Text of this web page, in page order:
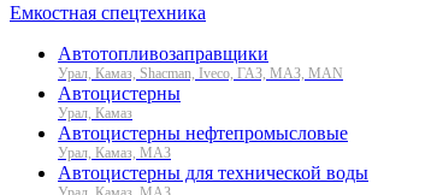
Емкостная спецтехника
Автотопливозаправщики
Урал, Камаз, Shacman, Iveco, ГАЗ, МАЗ, MAN
Автоцистерны
Урал, Камаз
Автоцистерны нефтепромысловые
Урал, Камаз, МАЗ
Автоцистерны для технической воды